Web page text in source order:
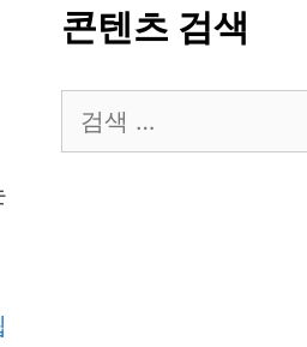
콘텐츠 검색
색: